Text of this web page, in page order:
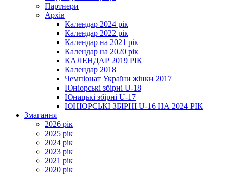
Партнери
Архів
Календар 2024 рік
Календар 2022 рік
Календар на 2021 рік
Календар на 2020 рік
КАЛЕНДАР 2019 РІК
Календар 2018
Чемпіонат України жінки 2017
Юніорські збірні U-18
Юнацькі збірні U-17
ЮНІОРСЬКІ ЗБІРНІ U-16 НА 2024 РІК
Змагання
2026 рік
2025 рік
2024 рік
2023 рік
2021 рік
2020 рік